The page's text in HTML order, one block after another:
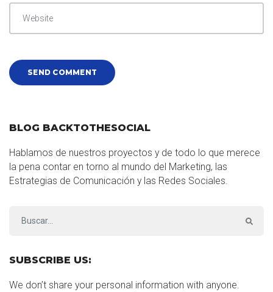
BLOG BACKTOTHESOCIAL
Hablamos de nuestros proyectos y de todo lo que merece
la pena contar en torno al mundo del Marketing, las
Estrategias de Comunicación y las Redes Sociales.
SUBSCRIBE US:
We don’t share your personal information with anyone.